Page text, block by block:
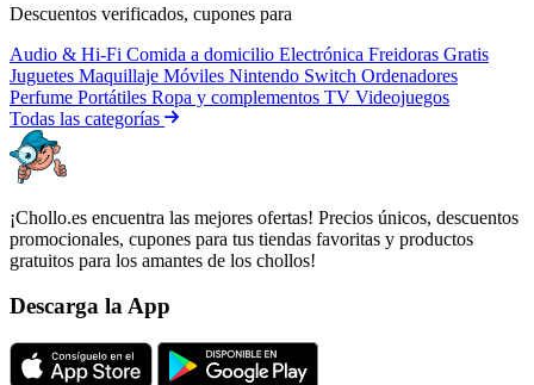
Descuentos verificados, cupones para
Audio & Hi-Fi Comida a domicilio Electrónica Freidoras Gratis
Juguetes Maquillaje Móviles Nintendo Switch Ordenadores
Perfume Portátiles Ropa y complementos TV Videojuegos
Todas las categorías
¡Chollo.es encuentra las mejores ofertas! Precios únicos, descuentos
promocionales, cupones para tus tiendas favoritas y productos
gratuitos para los amantes de los chollos!
Descarga la App